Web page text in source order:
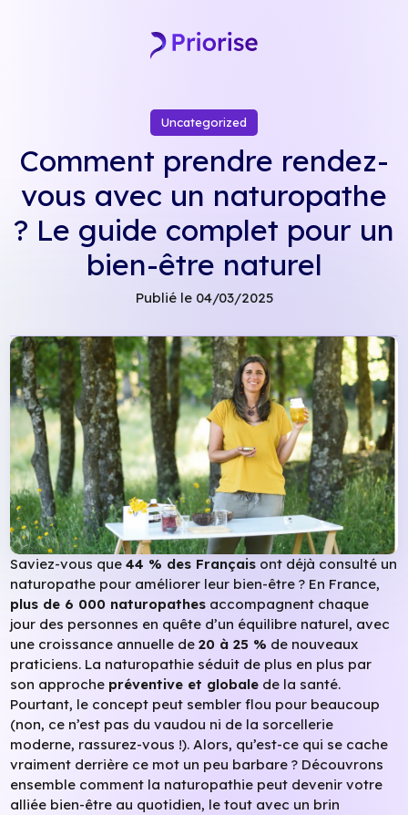
Uncategorized
Comment prendre rendez-
vous avec un naturopathe
? Le guide complet pour un
bien-être naturel
Publié le 04/03/2025
Saviez-vous que44 % des Français ont déjà consulté un
naturopathe pour améliorer leur bien-être ? En France,
plus de 6 000 naturopathes accompagnent chaque
jour des personnes en quête d’un équilibre naturel, avec
une croissance annuelle de20 à 25 % de nouveaux
praticiens. La naturopathie séduit de plus en plus par
son approche préventive et globale de la santé.
Pourtant, le concept peut sembler flou pour beaucoup
(non, ce n’est pas du vaudou ni de la sorcellerie
moderne, rassurez-vous !). Alors, qu’est-ce qui se cache
vraiment derrière ce mot un peu barbare ? Découvrons
ensemble comment la naturopathie peut devenir votre
alliée bien-être au quotidien, le tout avec un brin